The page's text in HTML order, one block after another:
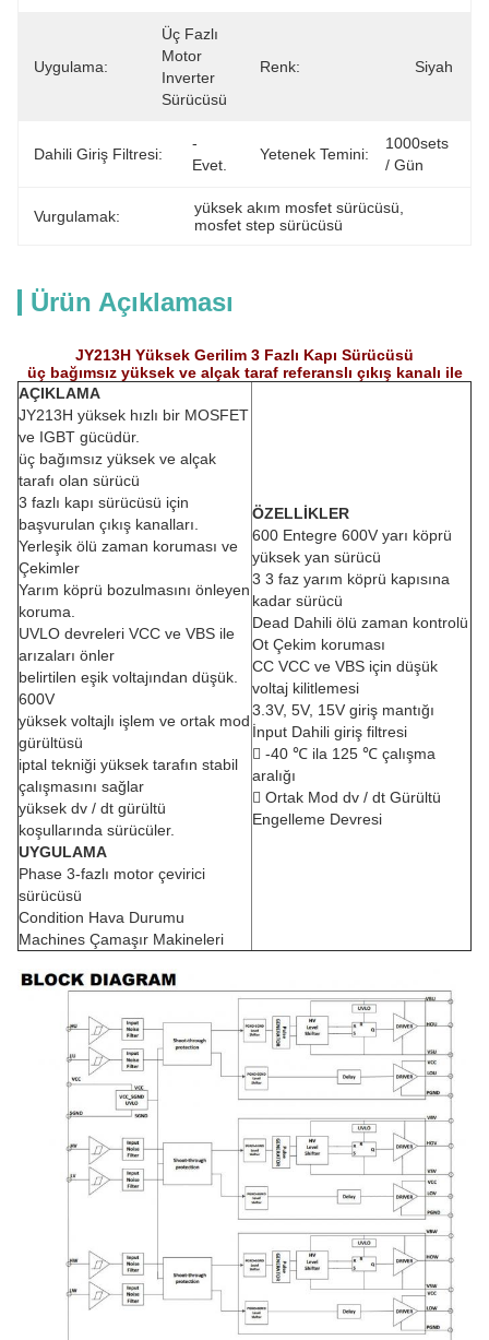
Uygulama:
Üç Fazlı
Motor
Inverter
Sürücüsü
Renk: Siyah
Dahili Giriş Filtresi:
-
Evet.
Yetenek Temini:
1000sets
/ Gün
Vurgulamak: yüksek akım mosfet sürücüsü
mosfet step sürücüsü
Ürün Açıklaması
JY213H Yüksek Gerilim 3 Fazlı Kapı Sürücüsü
üç bağımsız yüksek ve alçak taraf referanslı çıkış kanalı ile
AÇIKLAMA
JY213H yüksek hızlı bir MOSFET
ve IGBT gücüdür.
üç bağımsız yüksek ve alçak
tarafı olan sürücü
3 fazlı kapı sürücüsü için
başvurulan çıkış kanalları.
Yerleşik ölü zaman koruması ve
Çekimler
Yarım köprü bozulmasını önleyen
koruma.
UVLO devreleri VCC ve VBS ile
arızaları önler
belirtilen eşik voltajından düşük.
600V
yüksek voltajlı işlem ve ortak mod
gürültüsü
iptal tekniği yüksek tarafın stabil
çalışmasını sağlar
yüksek dv / dt gürültü
koşullarında sürücüler.
UYGULAMA
Phase 3-fazlı motor çevirici
sürücüsü
Condition Hava Durumu
Machines Çamaşır Makineleri
ÖZELLİKLER
600 Entegre 600V yarı köprü
yüksek yan sürücü
3 3 faz yarım köprü kapısına
kadar sürücü
Dead Dahili ölü zaman kontrolü
Ot Çekim koruması
CC VCC ve VBS için düşük
voltaj kilitlemesi
3.3V, 5V, 15V giriş mantığı
İnput Dahili giriş filtresi
 -40 ℃ ila 125 ℃ çalışma
aralığı
 Ortak Mod dv / dt Gürültü
Engelleme Devresi